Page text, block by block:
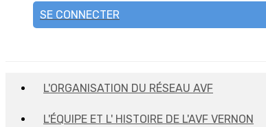
SE CONNECTER
L'ORGANISATION DU RÉSEAU AVF
L'ÉQUIPE ET L' HISTOIRE DE L'AVF VERNON